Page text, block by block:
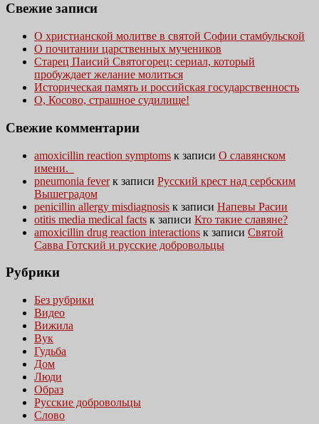
Свежие записи
О христианской молитве в святой Софии стамбульской
О почитании царственных мучеников
Старец Паисий Святогорец: сериал, который
пробуждает желание молиться
Историческая память и российская государственность
О, Косово, страшное судилище!
Свежие комментарии
amoxicillin reaction symptoms к записи О славянском
имени.
pneumonia feverк записи Русский крест над сербским
Вышеградом
penicillin allergy misdiagnosis к записи Напевы Расии
otitis media medical facts к записи Кто такие славяне?
amoxicillin drug reaction interactions к записи Святой
Савва Готский и русские добровольцы
Рубрики
Без рубрики
Видео
Вижила
Вук
Гудьба
Дом
Люди
Образ
Русские добровольцы
Слово